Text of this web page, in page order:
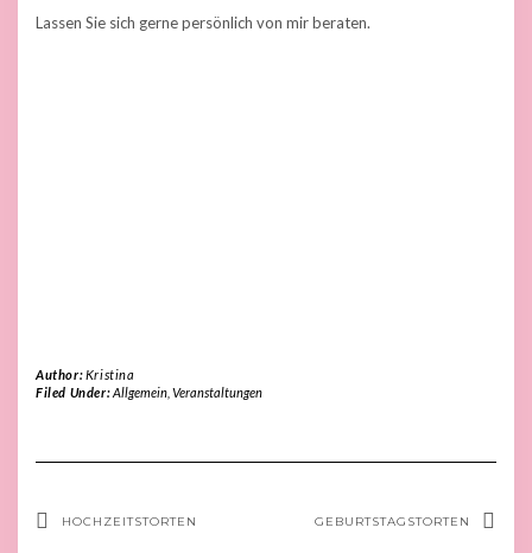
Lassen Sie sich gerne persönlich von mir beraten.
Author:Kristina
Filed Under:Allgemein, Veranstaltungen
HOCHZEITSTORTEN GEBURTSTAGSTORTEN